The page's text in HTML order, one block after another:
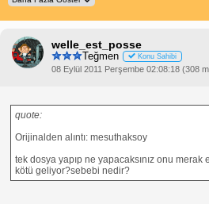
welle_est_posse
Teğmen Konu Sahibi
08 Eylül 2011 Perşembe 02:08:18 (308
quote:
Orijinalden alıntı: mesuthaksoy
tek dosya yapıp ne yapacaksınız onu
kötü geliyor?sebebi nedir?